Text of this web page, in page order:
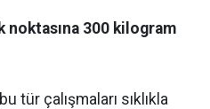
noktasına 300 kilogram
tür çalışmaları sıklıkla